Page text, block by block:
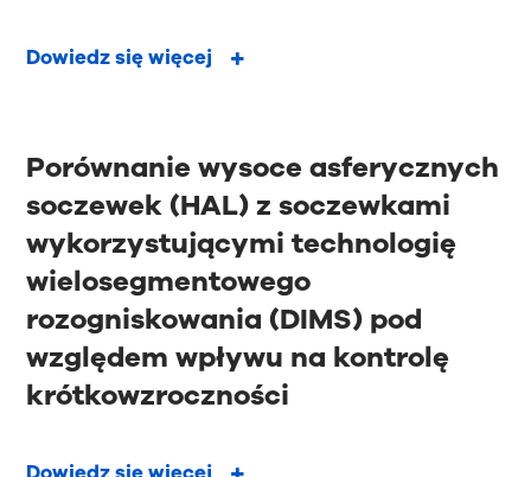
Dowiedz się więcej
Porównanie wysoce asferycznych
soczewek (HAL) z soczewkami
wykorzystującymi technologię
wielosegmentowego
rozogniskowania (DIMS) pod
względem wpływu na kontrolę
krótkowzroczności